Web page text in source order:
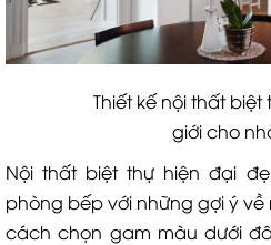
Thiết kế nội thất biệt
giới cho
Nội thất biệt thự hiện đại
phòng bếp với những gợi ý
cách chọn gam màu dưới